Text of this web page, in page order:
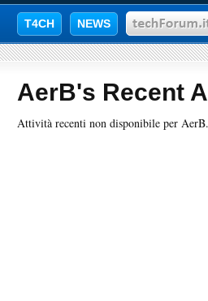
T4CH NEWS
AerB's Recent
Attività recenti non disponibile per AerB.